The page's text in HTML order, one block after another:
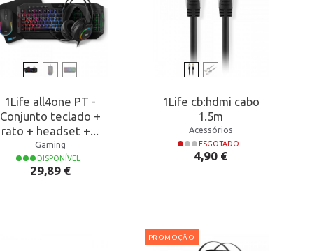
1Life all4one PT -
Conjunto teclado +
rato + headset +...
Gaming
DISPONÍVEL
Preço
29,89 €
1Life cb:hdmi cabo
1.5m
Acessórios
ESGOTADO
Preço
4,90 €
PROMOÇÃO